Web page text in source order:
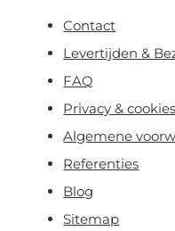
Contact
Levertijden &
FAQ
Privacy & cookies
Algemene
Referenties
Blog
Sitemap